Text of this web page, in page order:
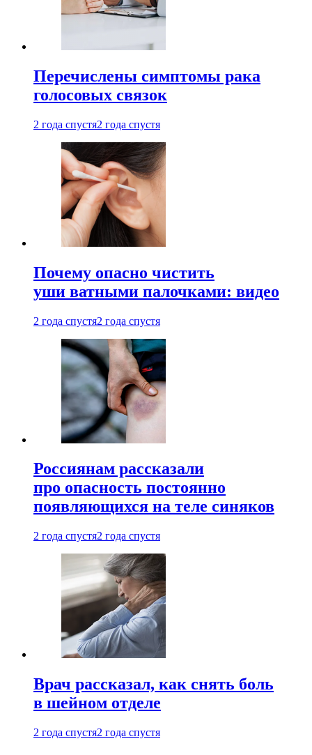
Перечислены симптомы рака
голосовых связок
2 года спустя2 года спустя
Почему опасно чистить
уши ватными палочками: видео
2 года спустя2 года спустя
Россиянам рассказали
про опасность постоянно
появляющихся на теле синяков
2 года спустя2 года спустя
Врач рассказал, как снять боль
в шейном отделе
2 года спустя2 года спустя